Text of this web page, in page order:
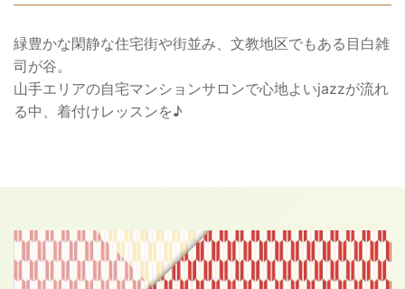
緑豊かな閑静な住宅街や街並み、文教地区でもある目白雑
司が谷。
山手エリアの自宅マンションサロンで心地よいjazzが流れ
る中、着付けレッスンを♪